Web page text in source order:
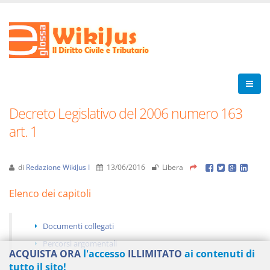
Decreto Legislativo del 2006 numero 163
art. 1
di Redazione WikiJus I 13/06/2016 Libera
Elenco dei capitoli
Documenti collegati
Percorsi argomentali
ACQUISTA ORA l'accesso ILLIMITATO ai contenuti di
tutto il sito!